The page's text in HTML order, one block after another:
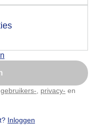
gebruikers- privacy- en
Inloggen
het water
41x bekeken
popup
later
passen